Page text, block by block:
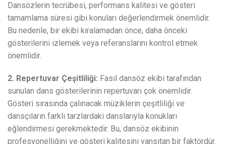
Dansözlerin tecrübesi, performans kalitesi ve gösteri
tamamlama süresi gibi konuları değerlendirmek önemlidir.
Bu nedenle, bir ekibi kiralamadan önce, daha önceki
gösterilerini izlemek veya referanslarını kontrol etmek
önemlidir.
2. Repertuvar Çeşitliliği: Fasıl dansöz ekibi tarafından
sunulan dans gösterilerinin repertuvarı çok önemlidir.
Gösteri sırasında çalınacak müziklerin çeşitliliği ve
dansçıların farklı tarzlardaki danslarıyla konukları
eğlendirmesi gerekmektedir. Bu, dansöz ekibinin
profesyonelliğini ve gösteri kalitesini yansıtan bir faktördür.